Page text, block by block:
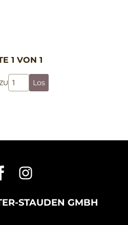
1 VON 1
Los
STAUDEN GMBH